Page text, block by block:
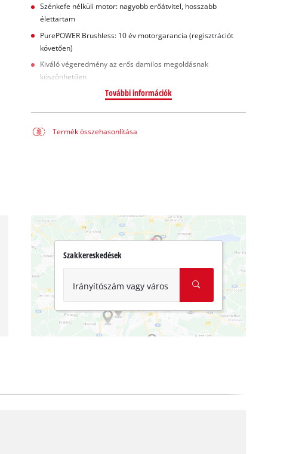
Szénkefe nélküli motor: nagyobb erőátvitel, hosszabb
élettartam
PurePOWER Brushless: 10 év motorgarancia (regisztrációt
követően)
Kiváló végeredmény az erős damilos megoldásnak
köszönhetően
További információk
Termék összehasonlítása
Szakkereskedések
Irányítószám vagy város